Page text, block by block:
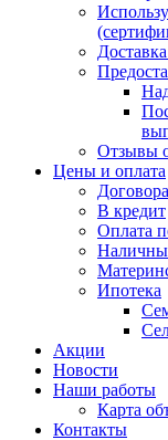
Отзывы
Цены и оплата
Договора
В кредит
Оплата
Ипотека
Акции
Новости
Наши работы
Карта
Контакты